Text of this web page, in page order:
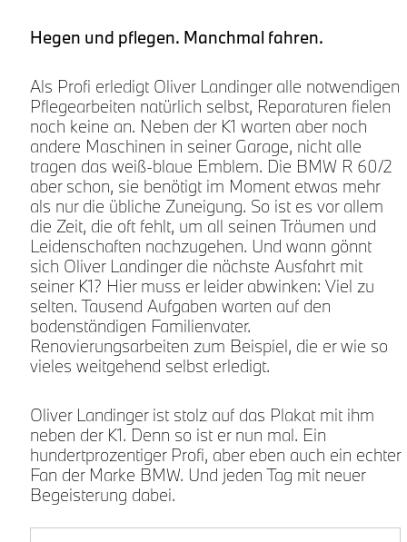
Hegen und pflegen. Manchmal fahren.
Als Profi erledigt Oliver Landinger alle notwendigen
Pflegearbeiten natürlich selbst, Reparaturen fielen
noch keine an. Neben der K1 warten aber noch
andere Maschinen in seiner Garage, nicht alle
tragen das weiß-blaue Emblem. Die BMW R 60/2
aber schon, sie benötigt im Moment etwas mehr
als nur die übliche Zuneigung. So ist es vor allem
die Zeit, die oft fehlt, um all seinen Träumen und
Leidenschaften nachzugehen. Und wann gönnt
sich Oliver Landinger die nächste Ausfahrt mit
seiner K1? Hier muss er leider abwinken: Viel zu
selten. Tausend Aufgaben warten auf den
bodenständigen Familienvater.
Renovierungsarbeiten zum Beispiel, die er wie so
vieles weitgehend selbst erledigt.
Oliver Landinger ist stolz auf das Plakat mit ihm
neben der K1. Denn so ist er nun mal. Ein
hundertprozentiger Profi, aber eben auch ein echter
Fan der Marke BMW. Und jeden Tag mit neuer
Begeisterung dabei.